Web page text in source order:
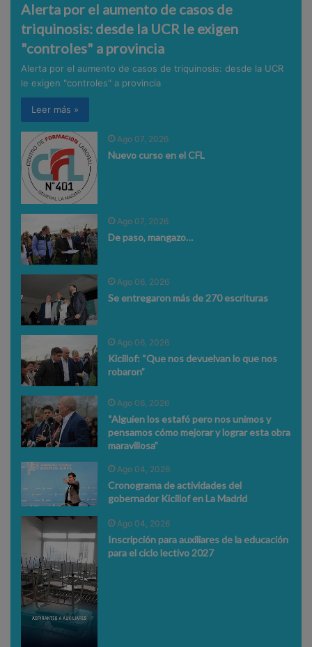
Alerta por el aumento de casos de
triquinosis: desde la UCR le exigen
"controles" a provincia
Alerta por el aumento de casos de triquinosis: desde la UCR
le exigen "controles" a provincia
Leer más »
Ago 07, 2026
Nuevo curso en el CFL
Ago 07, 2026
De paso, mangazo…
Ago 06, 2026
Se entregaron más de 270 escrituras
Ago 06, 2026
Kicillof: “Que nos devuelvan lo que nos
robaron”
Ago 06, 2026
“Alguien los estafó pero nos unimos y
pensamos cómo mejorar y lograr esta obra
maravillosa”
Ago 04, 2026
Cronograma de actividades del
gobernador Kicillof en La Madrid
Ago 04, 2026
Inscripción para auxiliares de la educación
para el ciclo lectivo 2027